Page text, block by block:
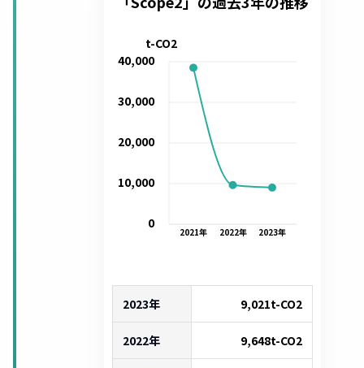
2021年 2022年 2023年
0
10,000
20,000
30,000
40,000
t-CO2
2023年 9,021t-CO2
2022年 9,648t-CO2